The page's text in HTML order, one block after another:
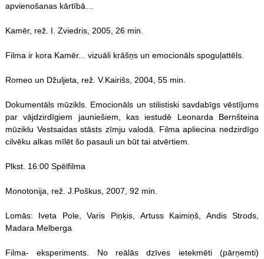
apvienošanas kārtībā…
Kamēr, rež. I. Zviedris, 2005, 26 min.
Filma ir kora Kamēr... vizuāli krāšņs un emocionāls spoguļattēls.
Romeo un Džuljeta, rež. V.Kairišs, 2004, 55 min.
Dokumentāls mūzikls. Emocionāls un stilistiski savdabīgs vēstījums
par vājdzirdīgiem jauniešiem, kas iestudē Leonarda Bernšteina
mūziklu Vestsaidas stāsts zīmju valodā. Filma apliecina nedzirdīgo
cilvēku alkas mīlēt šo pasauli un būt tai atvērtiem.
Plkst. 16:00 Spēlfilma
Monotonija, rež. J.Poškus, 2007, 92 min.
Lomās: Iveta Pole, Varis Piņķis, Artuss Kaimiņš, Andis Strods,
Madara Melberga
Filma- eksperiments. No reālās dzīves ietekmēti (pārņemti)